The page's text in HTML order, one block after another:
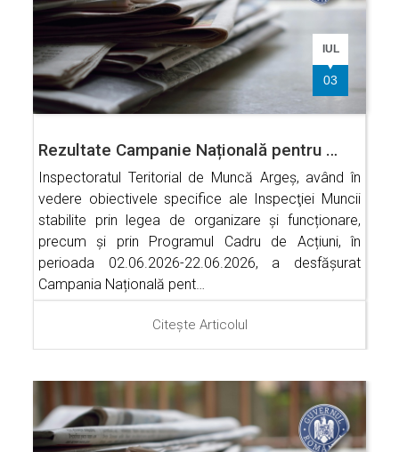
IUL
03
Rezultate Campanie Națională pentru …
Inspectoratul Teritorial de Muncă Argeș, având în
vedere obiectivele specifice ale Inspecţiei Muncii
stabilite prin legea de organizare și funcționare,
precum și prin Programul Cadru de Acțiuni, în
perioada 02.06.2026-22.06.2026, a desfășurat
Campania Națională pent…
Citește Articolul